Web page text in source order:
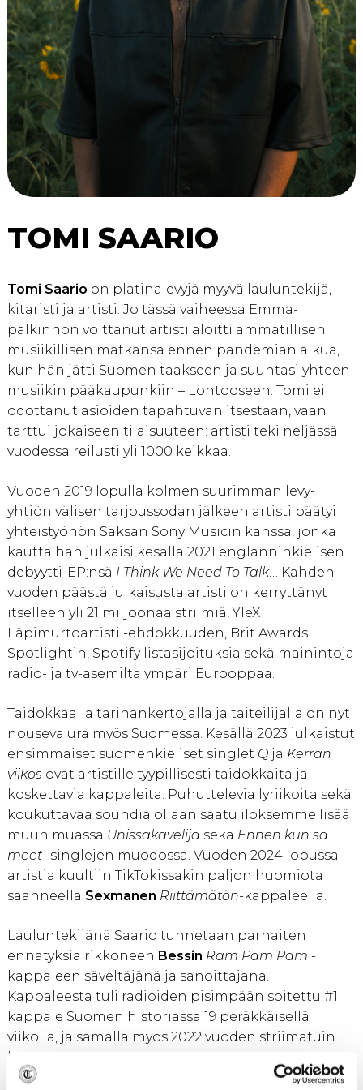
TOMI SAARIO
Tomi Saario on platinalevyjä myyvä lauluntekijä,
kitaristi ja artisti. Jo tässä vaiheessa Emma-
palkinnon voittanut artisti aloitti ammatillisen
musiikillisen matkansa ennen pandemian alkua,
kun hän jätti Suomen taakseen ja suuntasi yhteen
musiikin pääkaupunkiin – Lontooseen. Tomi ei
odottanut asioiden tapahtuvan itsestään, vaan
tarttui jokaiseen tilaisuuteen: artisti teki neljässä
vuodessa reilusti yli 1000 keikkaa.
Vuoden 2019 lopulla kolmen suurimman levy-
yhtiön välisen tarjoussodan jälkeen artisti päätyi
yhteistyöhön Saksan Sony Musicin kanssa, jonka
kautta hän julkaisi kesällä 2021 englanninkielisen
debyytti-EP:nsä I Think We Need To Talk… Kahden
vuoden päästä julkaisusta artisti on kerryttänyt
itselleen yli 21 miljoonaa striimiä, YleX
Läpimurtoartisti -ehdokkuuden, Brit Awards
Spotlightin, Spotify listasijoituksia sekä mainintoja
radio- ja tv-asemilta ympäri Eurooppaa.
Taidokkaalla tarinankertojalla ja taiteilijalla on nyt
nouseva ura myös Suomessa. Kesällä 2023 julkaistut
ensimmäiset suomenkieliset singlet Qja Kerran
viikos ovat artistille tyypillisesti taidokkaita ja
koskettavia kappaleita. Puhuttelevia lyriikoita sekä
koukuttavaa soundia ollaan saatu iloksemme lisää
muun muassa Unissakävelijä sekä Ennen kun sä
meet-singlejen muodossa. Vuoden 2024 lopussa
artistia kuultiin TikTokissakin paljon huomiota
saanneella Sexmanen Riittämätön-kappaleella.
Lauluntekijänä Saario tunnetaan parhaiten
ennätyksiä rikkoneen Bessin Ram Pam Pam -
kappaleen säveltäjänä ja sanoittajana.
Kappaleesta tuli radioiden pisimpään soitettu #1
kappale Suomen historiassa 19 peräkkäisellä
viikolla, ja samalla myös 2022 vuoden striimatuin
kappale.